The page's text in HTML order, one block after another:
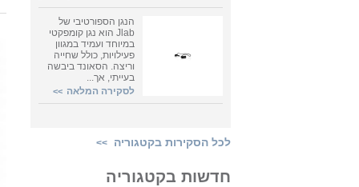
הנגן הספורטיבי של
Jlab הוא נגן קומפקטי
במיוחד ועמיד במגוון
פעילויות, כולל שחייה
וריצה. הסאונד ביבשה
בעייתי, אך...
לסקירה המלאה >>
לכל הסקירות בקטגוריה >>
חדשות בקטגוריה